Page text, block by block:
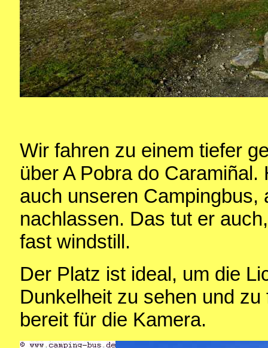
Wir fahren zu einem tiefer
über A Pobra do
auch unseren
nachlassen. Das tut er
fast windstill.
Der Platz ist ideal, um die
Dunkelheit zu sehen und
bereit für die Kamera.